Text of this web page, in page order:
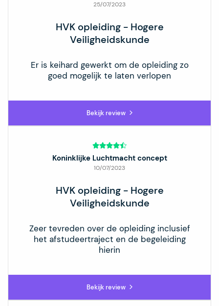
25/07/2023
HVK opleiding - Hogere
Veiligheidskunde
Er is keihard gewerkt om de opleiding zo
goed mogelijk te laten verlopen
Bekijk review
Koninklijke Luchtmacht concept
10/07/2023
HVK opleiding - Hogere
Veiligheidskunde
Zeer tevreden over de opleiding inclusief
het afstudeertraject en de begeleiding
hierin
Bekijk review